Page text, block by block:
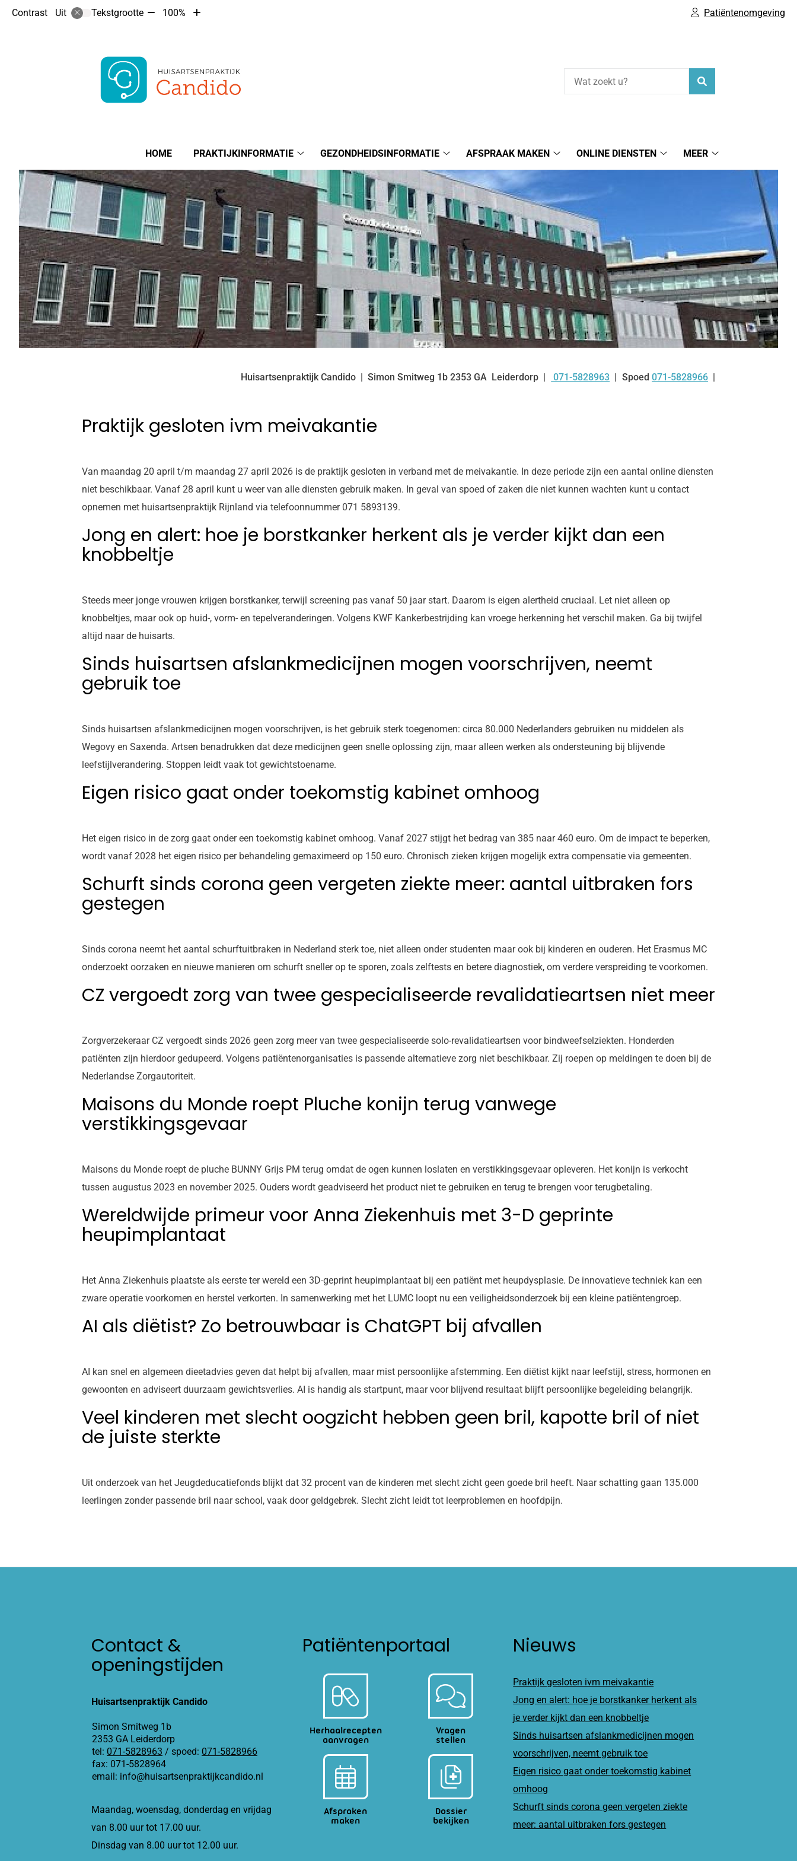
Contrast Uit Tekstgrootte Tekst100%
Tekst
Patiëntenomgeving
Hoofdmenu
HOME
PRAKTIJKINFORMATIE
GEZONDHEIDSINFORMATIE
submenu
AFSPRAAK MAKEN
ONLINE DIENSTEN
MEER
Huisartsenpraktijk Candido Simon Smitweg 1b 2353 GA Leiderdorp Tel:
071-5828963 Spoed 071-5828966
Praktijk gesloten ivm meivakantie
Van maandag 20 april t/m maandag 27 april 2026 is de praktijk gesloten in verband met de meivakantie. In deze periode zijn een aantal online diensten
niet beschikbaar. Vanaf 28 april kunt u weer van alle diensten gebruik maken. In geval van spoed of zaken die niet kunnen wachten kunt u contact
opnemen met huisartsenpraktijk Rijnland via telefoonnummer 071 5893139.
Jong en alert: hoe je borstkanker herkent als je verder kijkt dan een
knobbeltje
Steeds meer jonge vrouwen krijgen borstkanker, terwijl screening pas vanaf 50 jaar start. Daarom is eigen alertheid cruciaal. Let niet alleen op
knobbeltjes, maar ook op huid-, vorm- en tepelveranderingen. Volgens KWF Kankerbestrijding kan vroege herkenning het verschil maken. Ga bij twijfel
altijd naar de huisarts.
Sinds huisartsen afslankmedicijnen mogen voorschrijven, neemt
gebruik toe
Sinds huisartsen afslankmedicijnen mogen voorschrijven, is het gebruik sterk toegenomen: circa 80.000 Nederlanders gebruiken nu middelen als
Wegovy en Saxenda. Artsen benadrukken dat deze medicijnen geen snelle oplossing zijn, maar alleen werken als ondersteuning bij blijvende
leefstijlverandering. Stoppen leidt vaak tot gewichtstoename.
Eigen risico gaat onder toekomstig kabinet omhoog
Het eigen risico in de zorg gaat onder een toekomstig kabinet omhoog. Vanaf 2027 stijgt het bedrag van 385 naar 460 euro. Om de impact te beperken,
wordt vanaf 2028 het eigen risico per behandeling gemaximeerd op 150 euro. Chronisch zieken krijgen mogelijk extra compensatie via gemeenten.
Schurft sinds corona geen vergeten ziekte meer: aantal uitbraken fors
gestegen
Sinds corona neemt het aantal schurftuitbraken in Nederland sterk toe, niet alleen onder studenten maar ook bij kinderen en ouderen. Het Erasmus MC
onderzoekt oorzaken en nieuwe manieren om schurft sneller op te sporen, zoals zelftests en betere diagnostiek, om verdere verspreiding te voorkomen.
CZ vergoedt zorg van twee gespecialiseerde revalidatieartsen niet meer
Zorgverzekeraar CZ vergoedt sinds 2026 geen zorg meer van twee gespecialiseerde solo-revalidatieartsen voor bindweefselziekten. Honderden
patiënten zijn hierdoor gedupeerd. Volgens patiëntenorganisaties is passende alternatieve zorg niet beschikbaar. Zij roepen op meldingen te doen bij de
Nederlandse Zorgautoriteit.
Maisons du Monde roept Pluche konijn terug vanwege
verstikkingsgevaar
Maisons du Monde roept de pluche BUNNY Grijs PM terug omdat de ogen kunnen loslaten en verstikkingsgevaar opleveren. Het konijn is verkocht
tussen augustus 2023 en november 2025. Ouders wordt geadviseerd het product niet te gebruiken en terug te brengen voor terugbetaling.
Wereldwijde primeur voor Anna Ziekenhuis met 3-D geprinte
heupimplantaat
Het Anna Ziekenhuis plaatste als eerste ter wereld een 3D-geprint heupimplantaat bij een patiënt met heupdysplasie. De innovatieve techniek kan een
zware operatie voorkomen en herstel verkorten. In samenwerking met het LUMC loopt nu een veiligheidsonderzoek bij een kleine patiëntengroep.
AI als diëtist? Zo betrouwbaar is ChatGPT bij afvallen
AI kan snel en algemeen dieetadvies geven dat helpt bij afvallen, maar mist persoonlijke afstemming. Een diëtist kijkt naar leefstijl, stress, hormonen en
gewoonten en adviseert duurzaam gewichtsverlies. AI is handig als startpunt, maar voor blijvend resultaat blijft persoonlijke begeleiding belangrijk.
Veel kinderen met slecht oogzicht hebben geen bril, kapotte bril of niet
de juiste sterkte
Uit onderzoek van het Jeugdeducatiefonds blijkt dat 32 procent van de kinderen met slecht zicht geen goede bril heeft. Naar schatting gaan 135.000
leerlingen zonder passende bril naar school, vaak door geldgebrek. Slecht zicht leidt tot leerproblemen en hoofdpijn.
Contact &
openingstijden
Huisartsenpraktijk Candido
Simon Smitweg 1b
2353 GA Leiderdorp
tel: 071-5828963 / spoed: 071-5828966
fax: 071-5828964
email: info@huisartsenpraktijkcandido.nl
Maandag, woensdag, donderdag en vrijdag
van 8.00 uur tot 17.00 uur.
Dinsdag van 8.00 uur tot 12.00 uur.
Patiëntenportaal
Herhaalrecepten
aanvragen
Vragen
stellen
Afspraken
maken
Dossier
bekijken
Nieuws
Praktijk gesloten ivm meivakantie
Jong en alert: hoe je borstkanker herkent als
je verder kijkt dan een knobbeltje
Sinds huisartsen afslankmedicijnen mogen
voorschrijven, neemt gebruik toe
Eigen risico gaat onder toekomstig kabinet
omhoog
Schurft sinds corona geen vergeten ziekte
meer: aantal uitbraken fors gestegen